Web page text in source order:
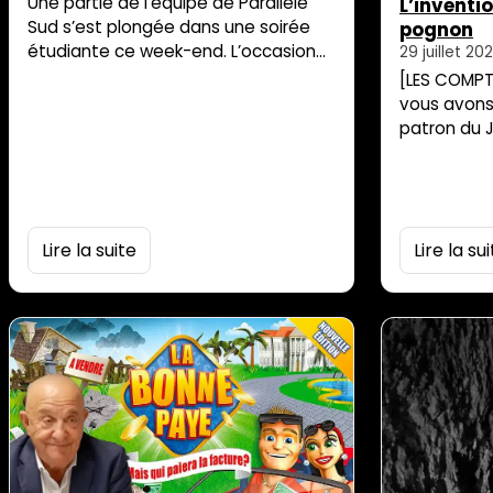
Sud s’est plongée dans une soirée
étudiante ce week-end. L’occasion
Lire la suite
pognon
29 juillet
[LES
vous
patron du
les
coût
charge de
Lire la